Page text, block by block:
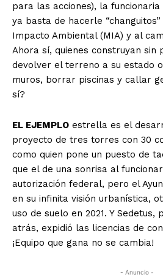
para las acciones), la
ya basta de hacerle
Impacto Ambiental (MIA) y al
Ahora sí, quienes construyan sin
devolver el terreno a su estado
muros, borrar piscinas y callar
sí?
EL EJEMPLO estrella es el
proyecto de tres torres con 30
como quien pone un puesto de
que el de una sonrisa al
autorización federal, pero el
en su infinita visión urbanística,
uso de suelo en 2021. Y Sedetus,
atrás, expidió las licencias de
¡Equipo que gana no se cambia!
- Anuncio -